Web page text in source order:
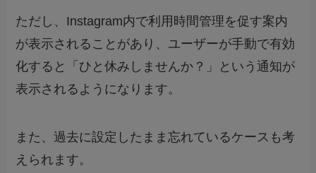
ただし、Instagram内で利用時間管理を促す案内
が表示されることがあり、ユーザーが手動で有効
化すると「ひと休みしませんか？」という通知が
表示されるようになります。
また、過去に設定したまま忘れているケースも考
えられます。